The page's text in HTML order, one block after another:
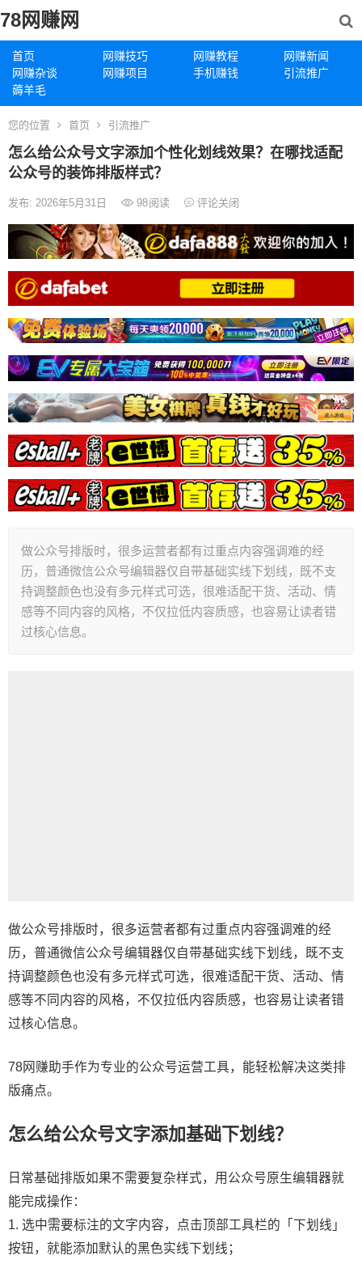
78网赚网
首页 网赚技巧 网赚教程
网赚新闻
网赚杂谈
网赚项目 手机赚钱
引流推广
薅羊毛
您的位置 首页 引流推广
怎么给公众号文字添加个性化划线效果？在哪找适配
公众号的装饰排版样式？
发布: 2026年5月31日 98阅读 评论关闭
做公众号排版时，很多运营者都有过重点内容强调难的经
历，普通微信公众号编辑器仅自带基础实线下划线，既不支
持调整颜色也没有多元样式可选，很难适配干货、活动、情
感等不同内容的风格，不仅拉低内容质感，也容易让读者错
过核心信息。
做公众号排版时，很多运营者都有过重点内容强调难的经
历，普通微信公众号编辑器仅自带基础实线下划线，既不支
持调整颜色也没有多元样式可选，很难适配干货、活动、情
感等不同内容的风格，不仅拉低内容质感，也容易让读者错
过核心信息。
78网赚助手作为专业的公众号运营工具，能轻松解决这类排
版痛点。
怎么给公众号文字添加基础下划线？
日常基础排版如果不需要复杂样式，用公众号原生编辑器就
能完成操作：
1. 选中需要标注的文字内容，点击顶部工具栏的「下划线」
按钮，就能添加默认的黑色实线下划线；